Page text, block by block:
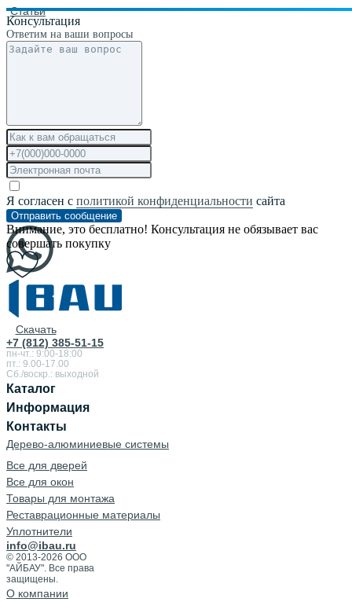
Статьи
Скачать
+7 (812) 385-51-15
пн-чт.: 9:00-18:00
пт.: 9.00-17.00
Сб./воскр.: выходной
Каталог
Информация
Контакты
Дерево-алюминиевые системы
Все для дверей
Все для окон
Товары для монтажа
Реставрационные материалы
Уплотнители
info@ibau.ru
© 2013-2026 ООО
"АЙБАУ". Все права
защищены.
О компании
Консультация
Ответим на ваши вопросы
Я согласен с политикой конфиденциальности сайта
Отправить сообщение
Внимание, это бесплатно! Консультация не обязывает вас
совершать покупку